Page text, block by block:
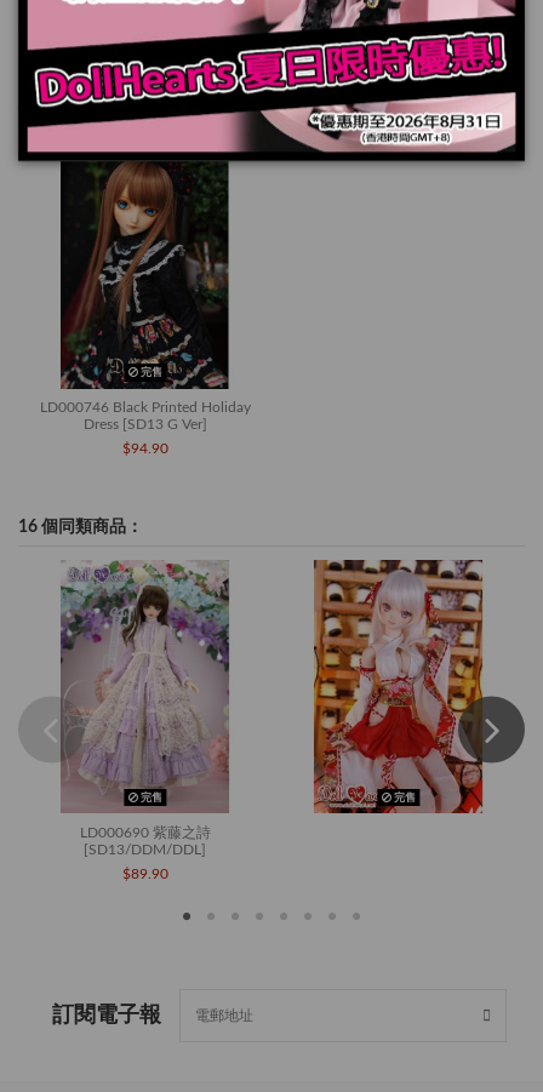
您也可能喜歡
完售
LD000746 Black Printed Holiday
Dress [SD13 G Ver]
$94.90
16 個同類商品：
完售
LD000690 紫藤之詩
[SD13/DDM/DDL]
$89.90
完售
訂閱電子報